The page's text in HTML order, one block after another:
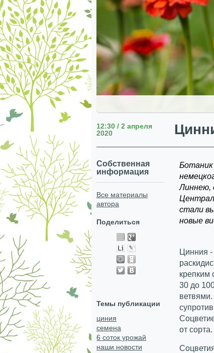
12:30 / 2 апреля
2020
Собственная
информация
Все материалы
автора
Поделиться
Темы публикации
циния
семена
6 соток урожай
наши новости
Ботаник
Линнею,
стали
новые
Цинния
крепким
30 до
от сорта.